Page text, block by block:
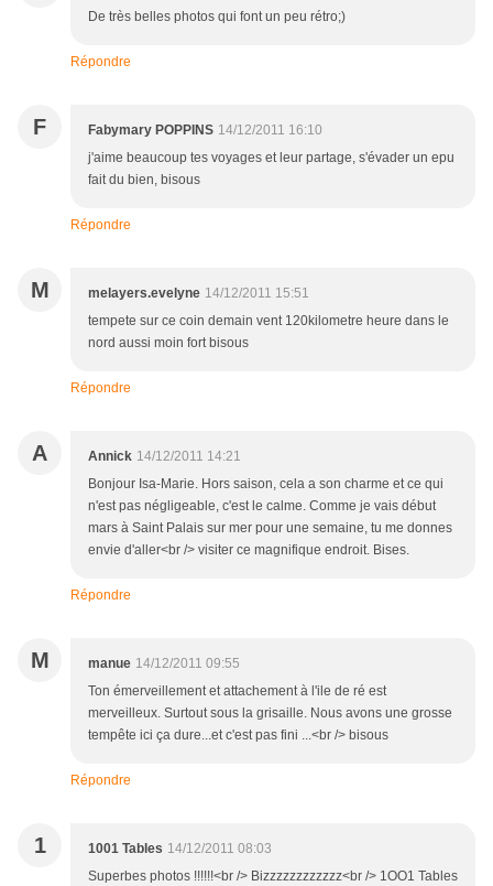
De très belles photos qui font un peu rétro;)
Répondre
F Fabymary POPPINS 14/12/2011 16:10
j'aime beaucoup tes voyages et leur partage, s'évader un epu
fait du bien, bisous
Répondre
M melayers.evelyne 14/12/2011 15:51
tempete sur ce coin demain vent 120kilometre heure dans le
nord aussi moin fort bisous
Répondre
A Annick 14/12/2011 14:21
Bonjour Isa-Marie. Hors saison, cela a son charme et ce qui
n'est pas négligeable, c'est le calme. Comme je vais début
mars à Saint Palais sur mer pour une semaine, tu me donnes
envie d'aller<br /> visiter ce magnifique endroit. Bises.
Répondre
M manue 14/12/2011 09:55
Ton émerveillement et attachement à l'ile de ré est
merveilleux. Surtout sous la grisaille. Nous avons une grosse
tempête ici ça dure...et c'est pas fini ...<br /> bisous
Répondre
1 1001 Tables 14/12/2011 08:03
Superbes photos !!!!!!<br /> Bizzzzzzzzzzzz<br /> 1OO1 Tables